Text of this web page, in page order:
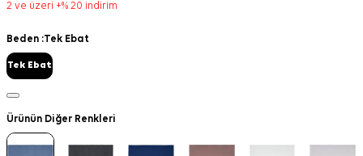
2 ve üzeri +% 20 indirim
Beden :Tek Ebat
Tek Ebat
Ürünün Diğer Renkleri